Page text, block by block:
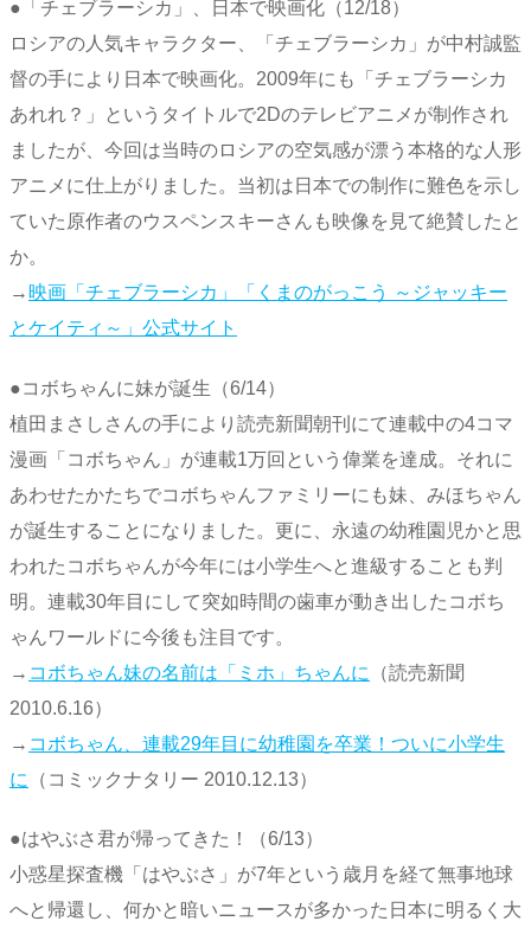
●「チェブラーシカ」、日本で映画化（12/18）
ロシアの人気キャラクター、「チェブラーシカ」が中村誠監
督の手により日本で映画化。2009年にも「チェブラーシカ
あれれ？」というタイトルで2Dのテレビアニメが制作され
ましたが、今回は当時のロシアの空気感が漂う本格的な人形
アニメに仕上がりました。当初は日本での制作に難色を示し
ていた原作者のウスペンスキーさんも映像を見て絶賛したと
か。
→ 映画「チェブラーシカ」「くまのがっこう ～ジャッキー
とケイティ～」公式サイト
●コボちゃんに妹が誕生（6/14）
植田まさしさんの手により読売新聞朝刊にて連載中の4コマ
漫画「コボちゃん」が連載1万回という偉業を達成。それに
あわせたかたちでコボちゃんファミリーにも妹、みほちゃん
が誕生することになりました。更に、永遠の幼稚園児かと思
われたコボちゃんが今年には小学生へと進級することも判
明。連載30年目にして突如時間の歯車が動き出したコボち
ゃんワールドに今後も注目です。
→ コボちゃん妹の名前は「ミホ」ちゃんに
（読売新聞
2010.6.16）
→ コボちゃん、連載29年目に幼稚園を卒業！ついに小学生
に
（コミックナタリー 2010.12.13）
●はやぶさ君が帰ってきた！（6/13）
小惑星探査機「はやぶさ」が7年という歳月を経て無事地球
へと帰還し、何かと暗いニュースが多かった日本に明るく大